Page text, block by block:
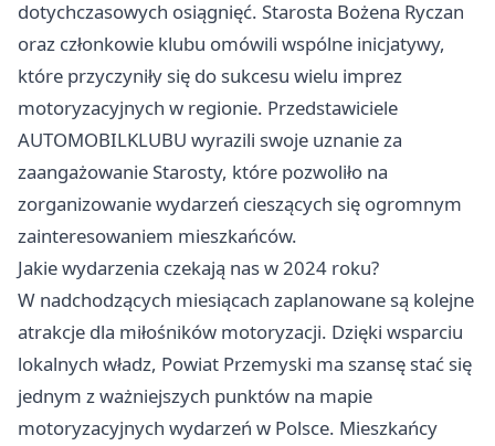
dotychczasowych osiągnięć. Starosta Bożena Ryczan
oraz członkowie klubu omówili wspólne inicjatywy,
które przyczyniły się do sukcesu wielu imprez
motoryzacyjnych w regionie. Przedstawiciele
AUTOMOBILKLUBU wyrazili swoje uznanie za
zaangażowanie Starosty, które pozwoliło na
zorganizowanie wydarzeń cieszących się ogromnym
zainteresowaniem mieszkańców.
Jakie wydarzenia czekają nas w 2024 roku?
W nadchodzących miesiącach zaplanowane są kolejne
atrakcje dla miłośników motoryzacji. Dzięki wsparciu
lokalnych władz, Powiat Przemyski ma szansę stać się
jednym z ważniejszych punktów na mapie
motoryzacyjnych wydarzeń w Polsce. Mieszkańcy